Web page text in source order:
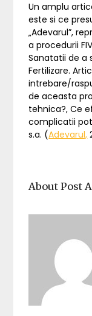
Un amplu
este si ce
„Adevarul”,
a procedurii
Sanatatii de a
Fertilizare.
intrebare/
de aceasta
tehnica?, Ce
complicatii
s.a. (Adevarul,
About Post